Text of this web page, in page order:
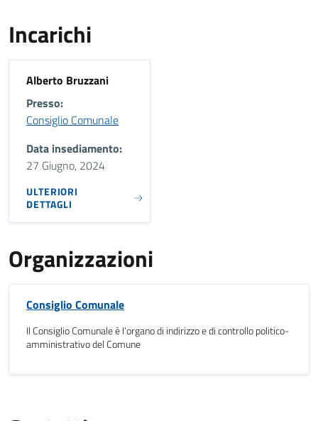
Incarichi
Alberto Bruzzani
Presso:
Consiglio Comunale
Data insediamento:
27 Giugno, 2024
ULTERIORI
DETTAGLI
Organizzazioni
Consiglio Comunale
Il Consiglio Comunale è l’organo di indirizzo e di controllo politico-
amministrativo del Comune